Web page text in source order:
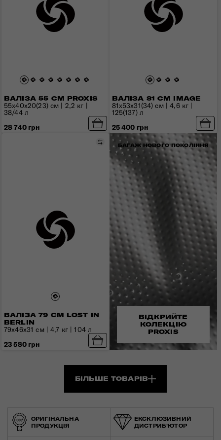
ВАЛІЗА 55 СМ PROXIS
55x40x20(23) см | 2,2 кг |
38/44 л
28 740 грн
ВАЛІЗА 81 СМ IMAGE
81x53x31(34) см | 4,6 кг |
125(137) л
25 400 грн
ВАЛІЗА 79 СМ LOST IN
BERLIN
Порівняти
79х46х31 см | 4,7 кг | 104 л
23 580 грн
БАГАЖ НОВОГО ПОКОЛІННЯ
ВІДКРИЙТЕ
КОЛЕКЦІЮ
PROXIS
БІЛЬШЕ ТОВАРІВ
ОРИГІНАЛЬНА
ПРОДУКЦІЯ
ЕКСКЛЮЗИВНИЙ
ДИСТРИБ'ЮТОР